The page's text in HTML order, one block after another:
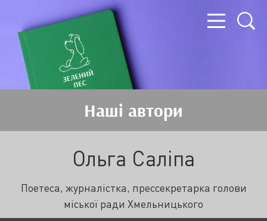
Наші автори
Ольга Саліпа
Поетеса, журналістка, прессекретарка голови
міської ради Хмельницького